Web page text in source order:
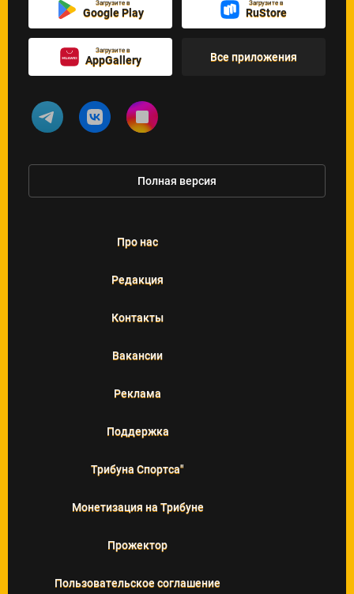
Загрузите в
Google Play
Загрузите в
RuStore
Загрузите в
AppGallery Все приложения
Полная версия
Про нас
Редакция
Контакты
Вакансии
Реклама
Поддержка
Трибуна Спортса"
Монетизация на Трибуне
Прожектор
Пользовательское соглашение